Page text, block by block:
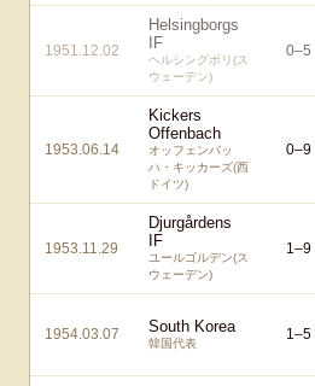
1951.12.02
Helsingborgs
IF
ヘルシングボリ(ス
ウェーデン)
0–5
1953.06.14
Kickers
Offenbach
オッフェンバッ
ハ・キッカーズ(西
ドイツ)
0–9
1953.11.29
Djurgårdens
IF
ユールゴルデン(ス
ウェーデン)
1–9
1954.03.07 South Korea
韓国代表
1–5